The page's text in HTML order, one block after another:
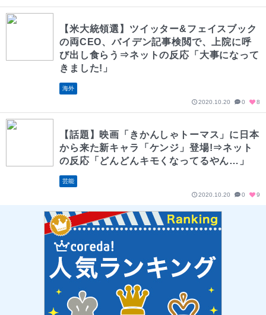
【米大統領選】ツイッター&フェイスブック
の両CEO、バイデン記事検閲で、上院に呼
び出し食らう⇒ネットの反応「大事になって
きました!」
海外
2020.10.20 0 8
【話題】映画「きかんしゃトーマス」に日本
から来た新キャラ「ケンジ」登場!⇒ネット
の反応「どんどんキモくなってるやん…」
芸能
2020.10.20 0 9